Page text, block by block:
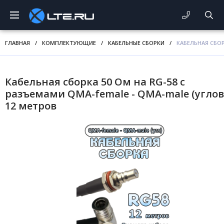
ГЛАВНАЯ / КОМПЛЕКТУЮЩИЕ / КАБЕЛЬНЫЕ СБОРКИ / КАБЕЛЬНАЯ
Кабельная сборка 50 Ом на RG-58 с
разъемами QMA-female - QMA-male
12 метров